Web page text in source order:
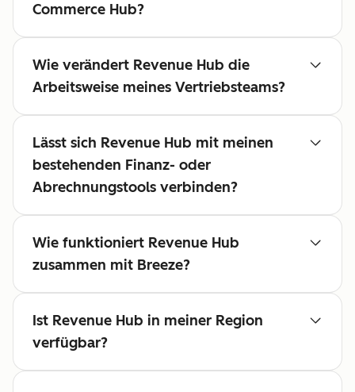
Commerce Hub?
Wie verändert Revenue Hub die
Arbeitsweise meines Vertriebsteams?
Lässt sich Revenue Hub mit meinen
bestehenden Finanz- oder
Abrechnungstools verbinden?
Wie funktioniert Revenue Hub
zusammen mit Breeze?
Ist Revenue Hub in meiner Region
verfügbar?